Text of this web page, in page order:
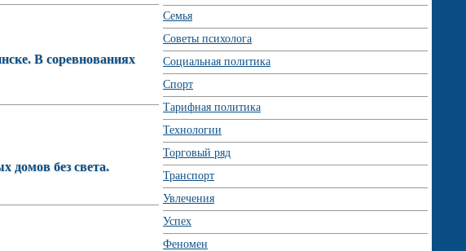
В соревнованиях
домов без света.
Семья
Советы психолога
Социальная политика
Спорт
Тарифная политика
Технологии
Торговый ряд
Транспорт
Увлечения
Успех
Феномен